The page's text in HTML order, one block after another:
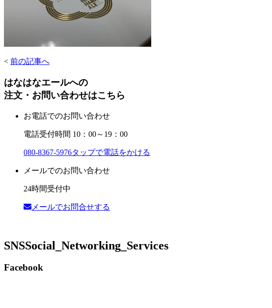
< 前の記事へ
はなはなエールへの
注文・お問い合わせはこちら
お電話でのお問い合わせ
電話受付時間 10：00～19：00
080-8367-5976タップで電話をかける
メールでのお問い合わせ
24時間受付中
メールでお問合せする
SNSSocial_Networking_Services
Facebook